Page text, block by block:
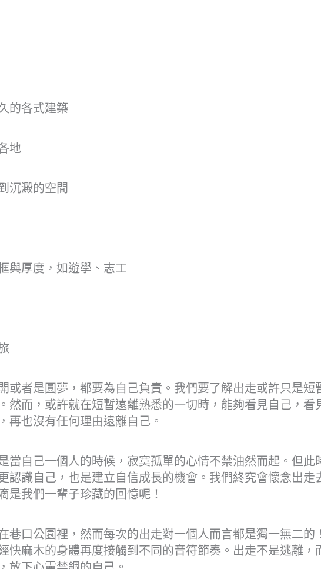
的各式建築
地
沉澱的空間
與厚度，如遊學、志工
或者是圓夢，都要為自己負責。我們要了解出走或許只是短
然而，或許就在短暫遠離熟悉的一切時，能夠看見自己，看
再也沒有任何理由遠離自己。
當自己一個人的時候，寂寞孤單的心情不禁油然而起。但此
認識自己，也是建立自信成長的機會。我們終究會懷念出走
是我們一輩子珍藏的回憶呢！
巷口公園裡，然而每次的出走對一個人而言都是獨一無二的
快麻木的身體再度接觸到不同的音符節奏。出走不是逃離，